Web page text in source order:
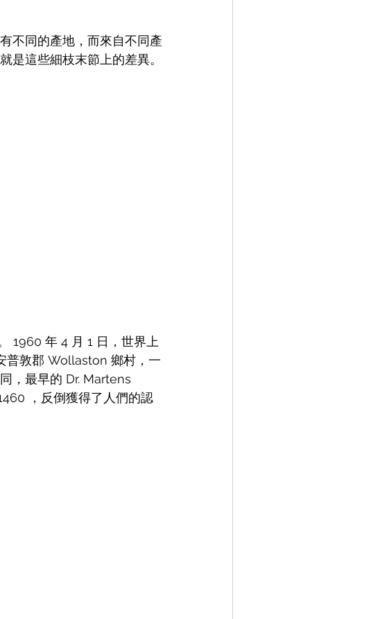
不同的產地，而來自不同產
是這些細枝末節上的差異。
1960 年 4 月 1 日，世界上
普敦郡 Wollaston 鄉村，一
，最早的 Dr. Martens
，反倒獲得了人們的認